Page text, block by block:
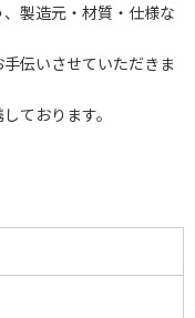
製造元・材質・仕様な
伝いさせていただきま
ております。